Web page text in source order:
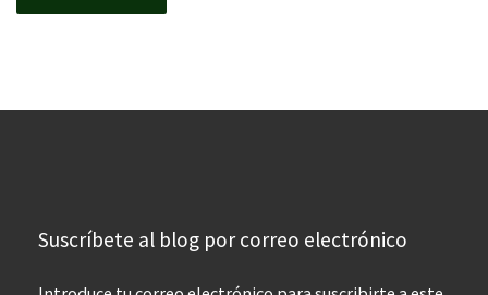
Suscríbete al blog por correo electrónico